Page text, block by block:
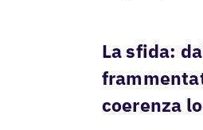
La sfida:
coerenza